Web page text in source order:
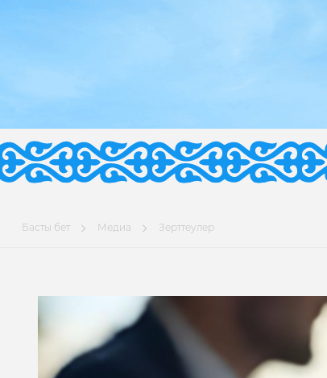
Басты бет Медиа Зерттеулер